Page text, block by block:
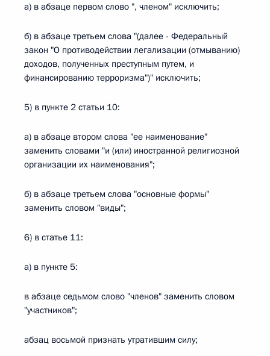
а) в абзаце первом слово ", членом" исключить;
б) в абзаце третьем слова "(далее - Федеральный
закон "О противодействии легализации (отмыванию)
доходов, полученных преступным путем, и
финансированию терроризма")" исключить;
5) в пункте 2 статьи 10:
а) в абзаце втором слова "ее наименование"
заменить словами "и (или) иностранной религиозной
организации их наименования";
б) в абзаце третьем слова "основные формы"
заменить словом "виды";
6) в статье 11:
а) в пункте 5:
в абзаце седьмом слово "членов" заменить словом
"участников";
абзац восьмой признать утратившим силу;